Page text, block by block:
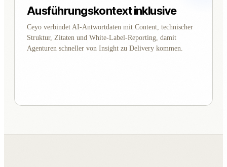
Ausführungskontext inklusive
Ceyo verbindet AI-Antwortdaten mit Content, technischer
Struktur, Zitaten und White-Label-Reporting, damit
Agenturen schneller von Insight zu Delivery kommen.